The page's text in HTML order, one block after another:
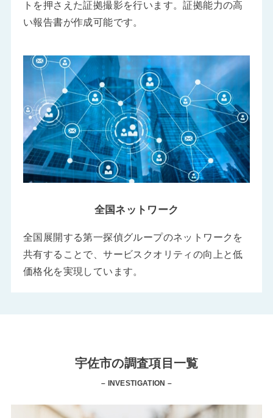
トを押さえた証拠撮影を行います。証拠能力の高
い報告書が作成可能です。
全国ネットワーク
全国展開する第一探偵グループのネットワークを
共有することで、サービスクオリティの向上と低
価格化を実現しています。
宇佐市の調査項目一覧
– INVESTIGATION –